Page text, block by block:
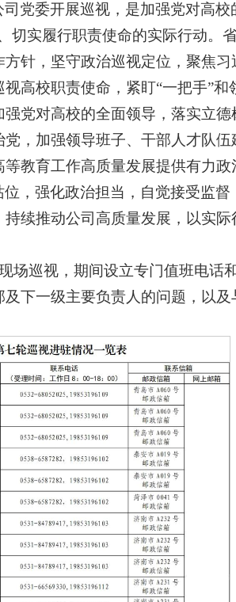
党委开展巡视，是加强党对高校
切实履行职责使命的实际行动。
针，坚守政治巡视定位，聚焦
高校职责使命，紧盯“一把手”
党对高校的全面领导，落实立
，加强领导班子、干部人才队
教育工作高质量发展提供有力政
，强化政治担当，自觉接受监
续推动公司高质量发展，以实际
场巡视，期间设立专门值班电话
下一级主要负责人的问题，以